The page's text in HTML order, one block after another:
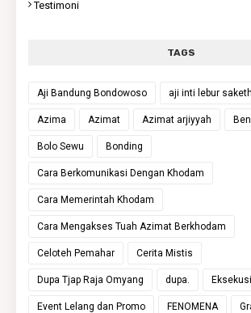
Testimoni
TAGS
Aji Bandung Bondowoso aji inti lebur
Azima Azimat Azimat arjiyyah
Bolo Sewu Bonding
Cara Berkomunikasi Dengan Khodam
Cara Memerintah Khodam
Cara Mengakses Tuah Azimat Berkhodam
Celoteh Pemahar Cerita Mistis
Dupa Tjap Raja Omyang dupa. Eksekusi
Event Lelang dan Promo FENOMENA